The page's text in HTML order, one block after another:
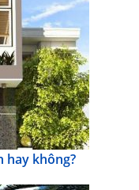
hay không?